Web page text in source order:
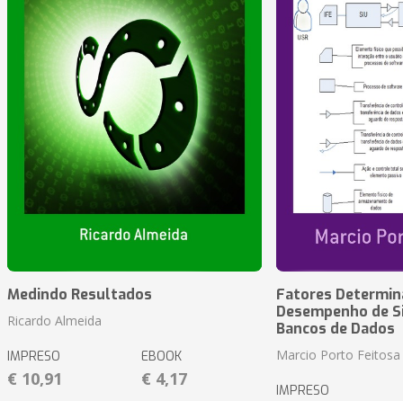
Medindo Resultados
Ricardo Almeida
IMPRESO
€ 10,91
EBOOK
€ 4,17
Fatores
Desempenho de
Bancos de Dados
Marcio Porto Feitosa
IMPRESO